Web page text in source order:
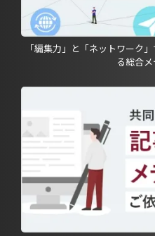
「編集力」と「ネットワーク
る総合